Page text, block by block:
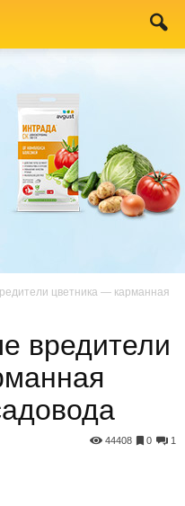
цветника — карманная
вредители
1
0
44408